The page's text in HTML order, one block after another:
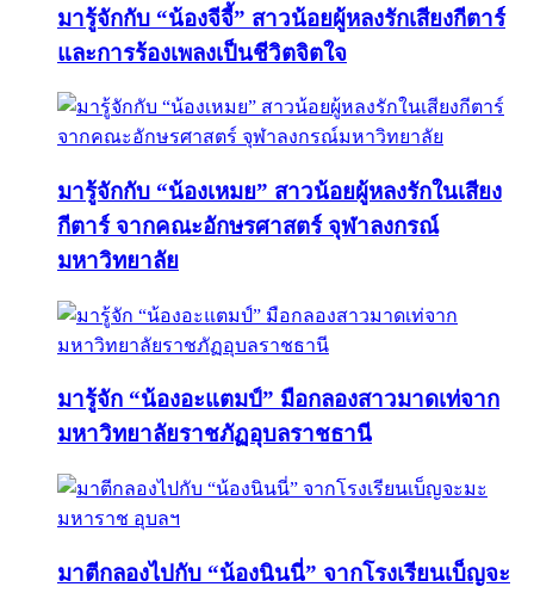
มารู้จักกับ “น้องจีจี้” สาวน้อยผู้หลงรักเสียงกีตาร์
และการร้องเพลงเป็นชีวิตจิตใจ
มารู้จักกับ “น้องเหมย” สาวน้อยผู้หลงรักในเสียง
กีตาร์ จากคณะอักษรศาสตร์ จุฬาลงกรณ์
มหาวิทยาลัย
มารู้จัก “น้องอะแตมป์” มือกลองสาวมาดเท่จาก
มหาวิทยาลัยราชภัฏอุบลราชธานี
มาตีกลองไปกับ “น้องนินนี่” จากโรงเรียนเบ็ญจะ